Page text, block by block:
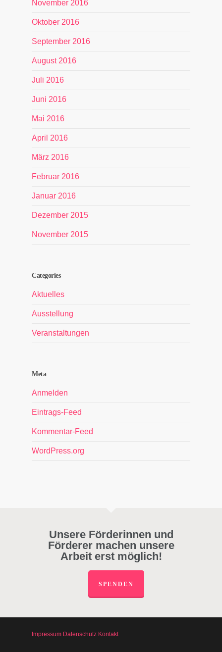
November 2016
Oktober 2016
September 2016
August 2016
Juli 2016
Juni 2016
Mai 2016
April 2016
März 2016
Februar 2016
Januar 2016
Dezember 2015
November 2015
Categories
Aktuelles
Ausstellung
Veranstaltungen
Meta
Anmelden
Eintrags-Feed
Kommentar-Feed
WordPress.org
Unsere Förderinnen und
Förderer machen unsere
Arbeit erst möglich!
SPENDEN
Impressum Datenschutz Kontakt